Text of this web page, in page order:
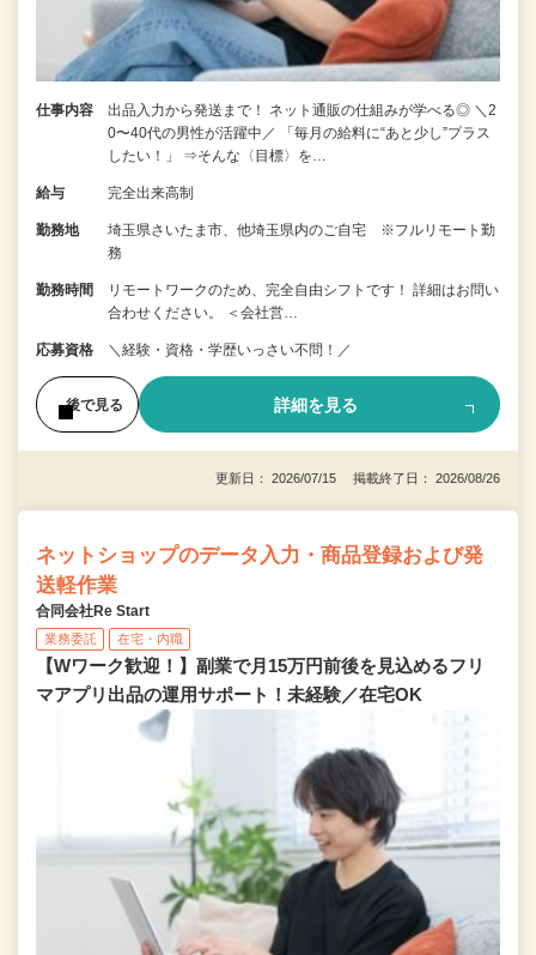
仕事内容
出品入力から発送まで！ ネット通販の仕組みが学べる◎ ＼2
0〜40代の男性が活躍中／ 「毎月の給料に“あと少し”プラス
したい！」 ⇒そんな〈目標〉を…
給与 完全出来高制
勤務地
埼玉県さいたま市、他埼玉県内のご自宅 ※フルリモート勤
務
勤務時間
リモートワークのため、完全自由シフトです！ 詳細はお問い
合わせください。 ＜会社営…
応募資格 ＼経験・資格・学歴いっさい不問！／
後で見る 詳細を見る
更新日： 2026/07/15 掲載終了日： 2026/08/26
ネットショップのデータ入力・商品登録および発
送軽作業
合同会社Re Start
業務委託 在宅・内職
【Wワーク歓迎！】副業で月15万円前後を見込めるフリ
マアプリ出品の運用サポート！未経験／在宅OK